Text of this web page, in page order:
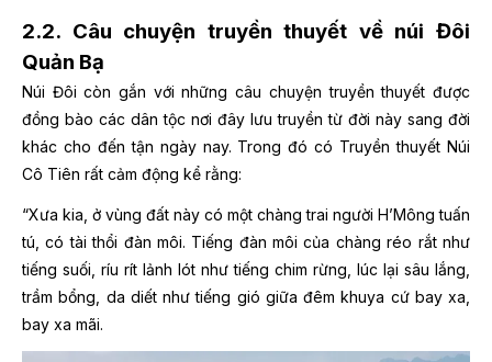
2.2. Câu chuyện truyền thuyết về núi Đôi
Quản Bạ
Núi Đôi còn gắn với những câu chuyện truyền thuyết được
đồng bào các dân tộc nơi đây lưu truyền từ đời này sang đời
khác cho đến tận ngày nay. Trong đó có Truyền thuyết Núi
Cô Tiên rất cảm động kể rằng:
“Xưa kia, ở vùng đất này có một chàng trai người H’Mông tuấn
tú, có tài thổi đàn môi. Tiếng đàn môi của chàng réo rắt như
tiếng suối, ríu rít lảnh lót như tiếng chim rừng, lúc lại sâu lắng,
trầm bổng, da diết như tiếng gió giữa đêm khuya cứ bay xa,
bay xa mãi.